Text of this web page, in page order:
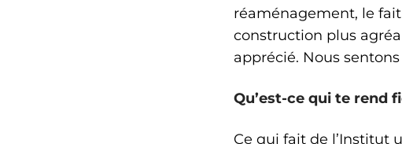
réaménagement, le
construction plus
apprécié. Nous
Qu’est-ce qui te rend
Ce qui fait de l’Institut